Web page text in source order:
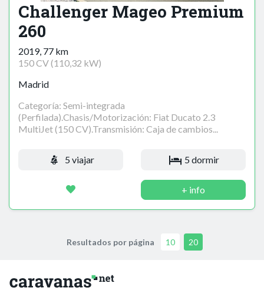
Challenger Mageo Premium
260
2019, 77 km
150 CV (110,32 kW)
Madrid
Categoría: Semi-integrada
(Perfilada).Chasis/Motorización: Fiat Ducato 2.3
MultiJet (150 CV).Transmisión: Caja de cambios...
5 viajar 5 dormir
+ info
Resultados por página 10 20